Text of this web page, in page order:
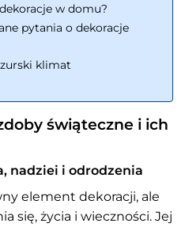
w domu?
pytania o dekoracje
klimat
świąteczne i ich
nadziei i odrodzenia
element dekoracji, ale
się, życia i wieczności. Jej